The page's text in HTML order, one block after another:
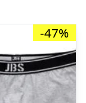
-47%